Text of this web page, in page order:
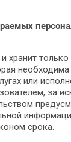
хранит
необходима
или
за
срока.